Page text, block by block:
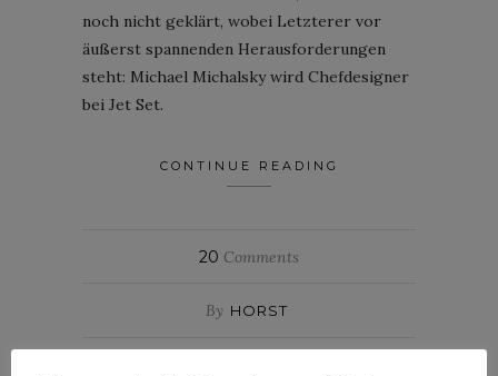
noch nicht geklärt, wobei Letzterer vor
äußerst spannenden Herausforderungen
steht: Michael Michalsky wird Chefdesigner
bei Jet Set.
CONTINUE READING
20 Comments
By HORST